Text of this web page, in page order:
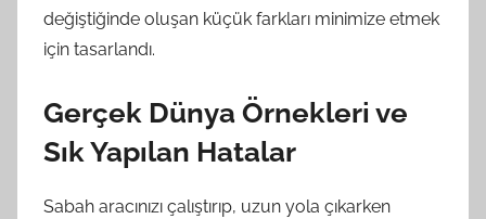
değiştiğinde oluşan küçük farkları minimize etmek
için tasarlandı.
Gerçek Dünya Örnekleri ve
Sık Yapılan Hatalar
Sabah aracınızı çalıştırıp, uzun yola çıkarken